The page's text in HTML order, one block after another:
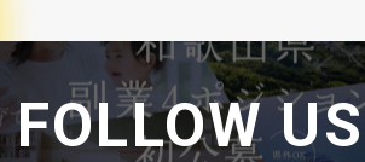
FOLLOW US